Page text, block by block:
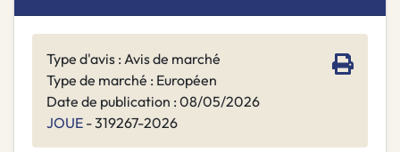
Type d'avis : Avis de marché
Type de marché : Européen
Date de publication : 08/05/2026
JOUE - 319267-2026